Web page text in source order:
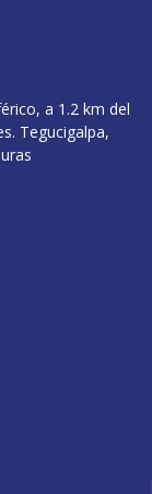
a 1.2 km del
Tegucigalpa,